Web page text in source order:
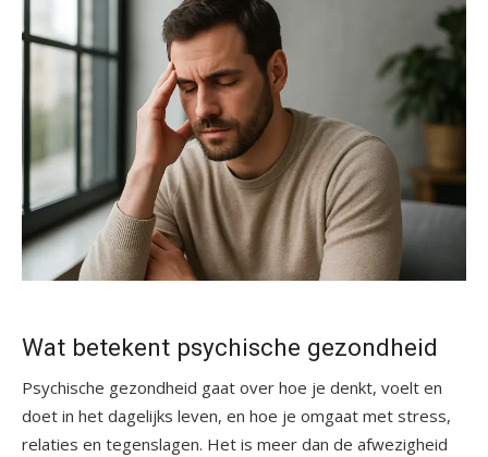
Wat betekent psychische gezondheid
Psychische gezondheid gaat over hoe je denkt, voelt en
doet in het dagelijks leven, en hoe je omgaat met stress,
relaties en tegenslagen. Het is meer dan de afwezigheid